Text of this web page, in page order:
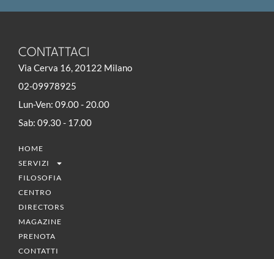
CONTATTACI
Via Cerva 16, 20122 Milano
02-09978925
Lun-Ven: 09.00 - 20.00
Sab: 09.30 - 17.00
HOME
SERVIZI
FILOSOFIA
CENTRO
DIRECTORS
MAGAZINE
PRENOTA
CONTATTI